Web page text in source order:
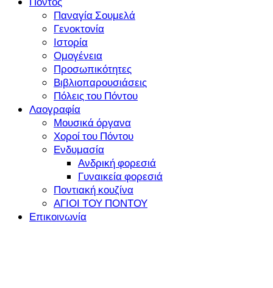
Παναγία Σουμελά
Γενοκτονία
Ιστορία
Ομογένεια
Προσωπικότητες
Βιβλιοπαρουσιάσεις
Πόλεις του Πόντου
Λαογραφία
Μουσικά όργανα
Χοροί του Πόντου
Ενδυμασία
Ανδρική φορεσιά
Γυναικεία φορεσιά
Ποντιακή κουζίνα
ΑΓΙΟΙ ΤΟΥ ΠΟΝΤΟΥ
Επικοινωνία